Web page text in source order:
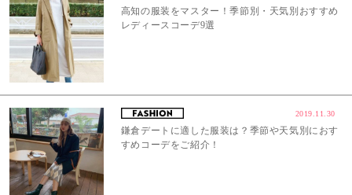
高知の服装をマスター！季節別・天気別おすすめ
レディースコーデ9選
2019.11.30
鎌倉デートに適した服装は？季節や天気別におす
すめコーデをご紹介！